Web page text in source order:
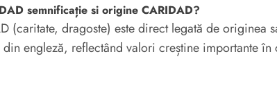
semnificație si origine CARIDAD?
(caritate, dragoste) este direct legată de originea
engleză, reflectând valori creștine importante în